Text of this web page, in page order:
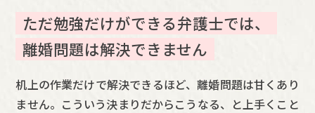
ただ勉強だけができる弁護士では、
離婚問題は解決できません
机上の作業だけで解決できるほど、離婚問題は甘くあり
ません。こういう決まりだからこうなる、と上手くこと